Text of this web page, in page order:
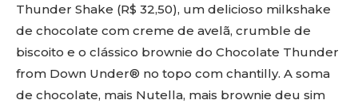
Thunder Shake (R$ 32,50), um delicioso milkshake
de chocolate com creme de avelã, crumble de
biscoito e o clássico brownie do Chocolate Thunder
from Down Under® no topo com chantilly. A soma
de chocolate, mais Nutella, mais brownie deu sim